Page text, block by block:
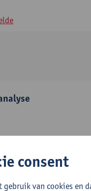
consent
gebruik van cookies en